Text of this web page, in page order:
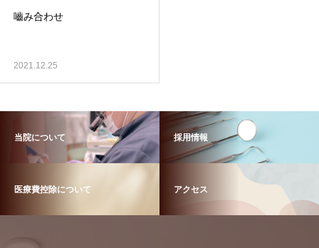
嚙み合わせ
2021.12.25
当院について 採用情報
医療費控除について アクセス